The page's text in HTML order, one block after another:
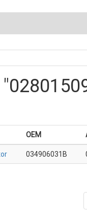
OEM
034906031B